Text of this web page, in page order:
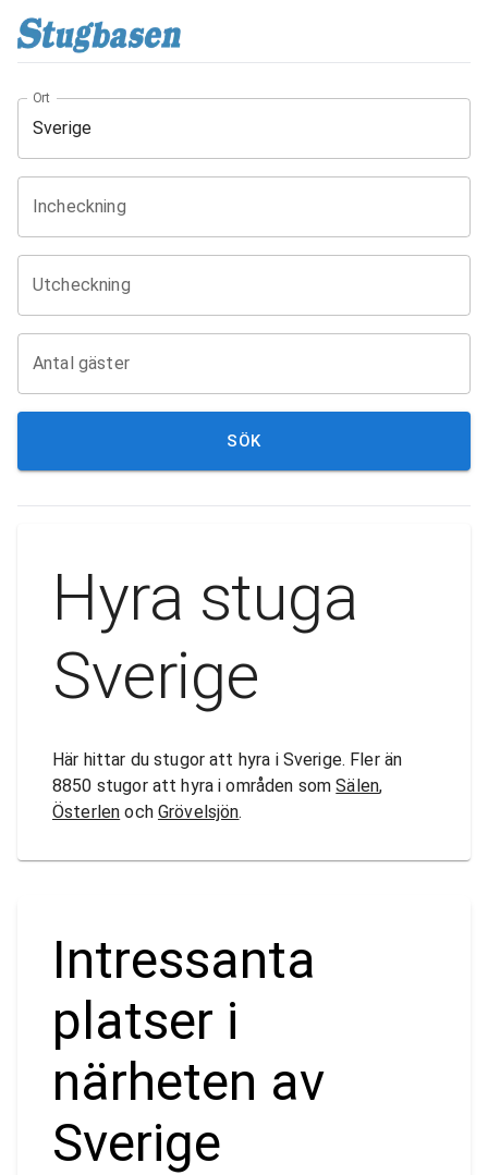
Ort
Incheckning
Utcheckning
Antal gäster
SÖK
Hyra stuga
Sverige
Här hittar du stugor att hyra i Sverige. Fler än
8850 stugor att hyra i områden somSälen,
Österlen och Grövelsjön.
Intressanta
platser i
närheten av
Sverige